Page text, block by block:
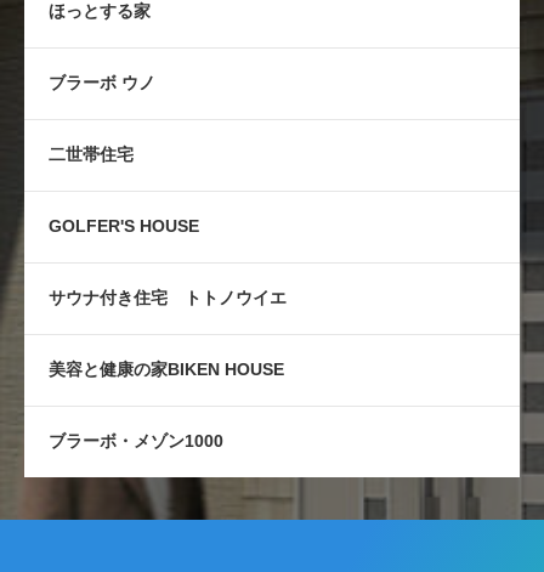
ほっとする家
ブラーボ ウノ
二世帯住宅
GOLFER'S HOUSE
サウナ付き住宅 トトノウイエ
美容と健康の家BIKEN HOUSE
ブラーボ・メゾン1000